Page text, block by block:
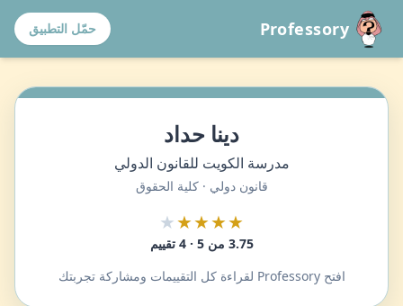
Professory حمّل التطبيق
دينا حداد
مدرسة الكويت للقانون الدولي
قانون دولي · كلية الحقوق
★★★★
★
3.75 من 5 · 4 تقييم
افتح Professory لقراءة كل التقييمات ومشاركة تجربتك